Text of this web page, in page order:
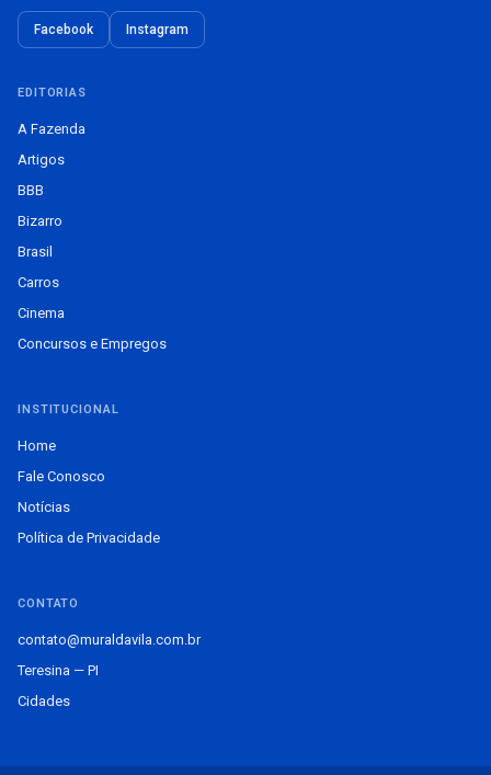
Facebook Instagram
EDITORIAS
A Fazenda
Artigos
BBB
Bizarro
Brasil
Carros
Cinema
Concursos e Empregos
INSTITUCIONAL
Home
Fale Conosco
Notícias
Política de Privacidade
CONTATO
contato@muraldavila.com.br
Teresina — PI
Cidades